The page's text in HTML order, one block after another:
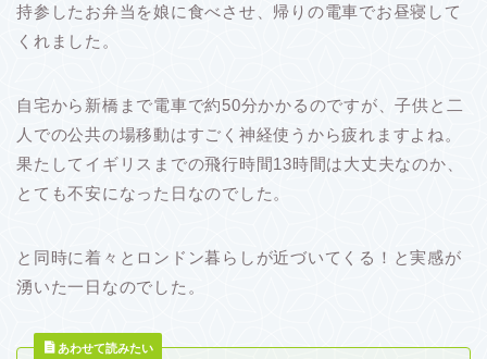
持参したお弁当を娘に食べさせ、帰りの電車でお昼寝して
くれました。
自宅から新橋まで電車で約50分かかるのですが、子供と二
人での公共の場移動はすごく神経使うから疲れますよね。
果たしてイギリスまでの飛行時間13時間は大丈夫なのか、
とても不安になった日なのでした。
と同時に着々とロンドン暮らしが近づいてくる！と実感が
湧いた一日なのでした。
あわせて読みたい